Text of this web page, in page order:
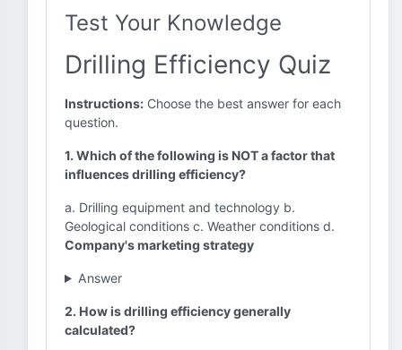
Test Your Knowledge
Drilling Efficiency Quiz
Instructions: Choose the best answer for each
question.
1. Which of the following is NOT a factor that
influences drilling efficiency?
a. Drilling equipment and technology b.
Geological conditions c. Weather conditions d.
Company's marketing strategy
Answer
2. How is drilling efficiency generally
calculated?